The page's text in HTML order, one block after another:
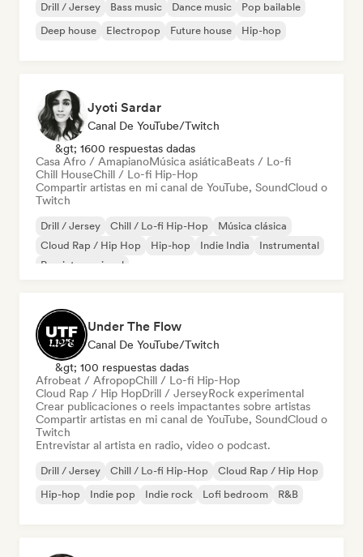
Drill / Jersey Bass music Dance music
Pop bailable
Deep house
Electropop Future house Hip-hop
Jyoti Sardar
Canal De YouTube/Twitch
&gt; 1600 respuestas dadas
Casa Afro / AmapianoMúsica asiáticaBeats / Lo-fi
Chill HouseChill / Lo-fi Hip-Hop
Compartir artistas en mi canal de YouTube, SoundCloud o
Twitch
Drill / Jersey Chill / Lo-fi Hip-Hop
Música clásica
Cloud Rap / Hip Hop
Hip-hop Indie India
Instrumental
Pop internacional
Under The Flow
Canal De YouTube/Twitch
&gt; 100 respuestas dadas
Afrobeat / AfropopChill / Lo-fi Hip-Hop
Cloud Rap / Hip HopDrill / JerseyRock experimental
Crear publicaciones o reels impactantes sobre artistas
Compartir artistas en mi canal de YouTube, SoundCloud o
Twitch
Entrevistar al artista en radio, video o podcast.
Drill / Jersey Chill / Lo-fi Hip-Hop
Cloud Rap / Hip Hop
Hip-hop
Indie pop Indie rock Lofi bedroom R&B